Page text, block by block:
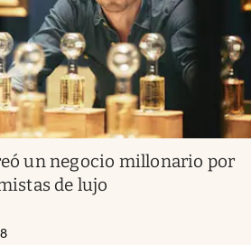
un negocio millonario por
de lujo